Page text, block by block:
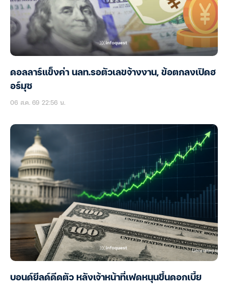
ดอลลาร์แข็งค่า นลท.รอตัวเลขจ้างงาน, ข้อตกลงเปิดฮ
อร์มุซ
06 ส.ค. 69 22:56 น.
บอนด์ยีลด์ดีดตัว หลังเจ้าหน้าที่เฟดหนุนขึ้นดอกเบี้ย